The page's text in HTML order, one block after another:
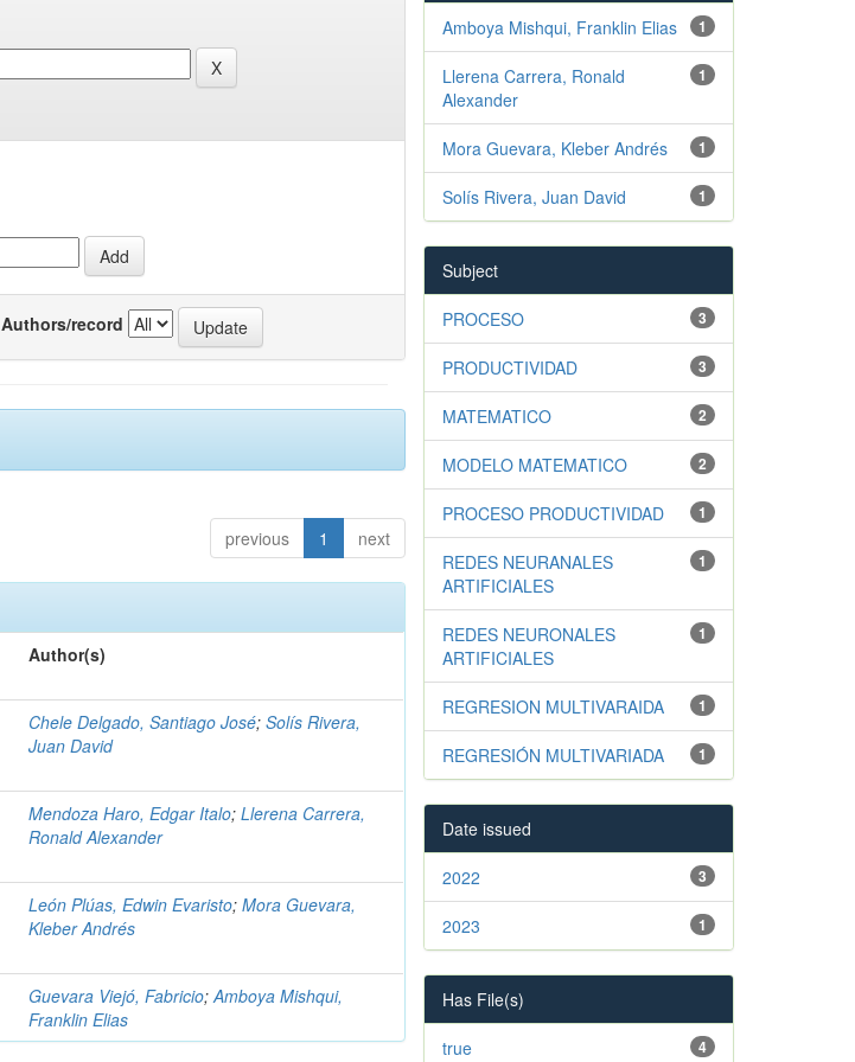
Authors/record
previous 1 next
Author(s)
Chele Delgado, Santiago José;Solís Rivera,
Juan David
Mendoza Haro, Edgar Italo;Llerena Carrera,
Ronald Alexander
León Plúas, Edwin Evaristo;Mora Guevara,
Kleber Andrés
Guevara Viejó, Fabricio;Amboya Mishqui,
Franklin Elias
1
Amboya Mishqui, Franklin Elias
1
Llerena Carrera, Ronald
Alexander
1
Mora Guevara, Kleber Andrés
1
Solís Rivera, Juan David
Subject
3
PROCESO
3
PRODUCTIVIDAD
2
MATEMATICO
2
MODELO MATEMATICO
1
PROCESO PRODUCTIVIDAD
1
REDES NEURANALES
ARTIFICIALES
1
REDES NEURONALES
ARTIFICIALES
1
REGRESION MULTIVARAIDA
1
REGRESIÓN MULTIVARIADA
Date issued
3
2022
1
2023
Has File(s)
4
true